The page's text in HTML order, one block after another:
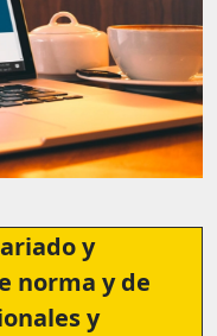
y
norma y de
y